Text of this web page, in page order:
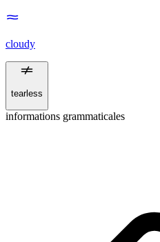
cloudy
tearless
informations grammaticales